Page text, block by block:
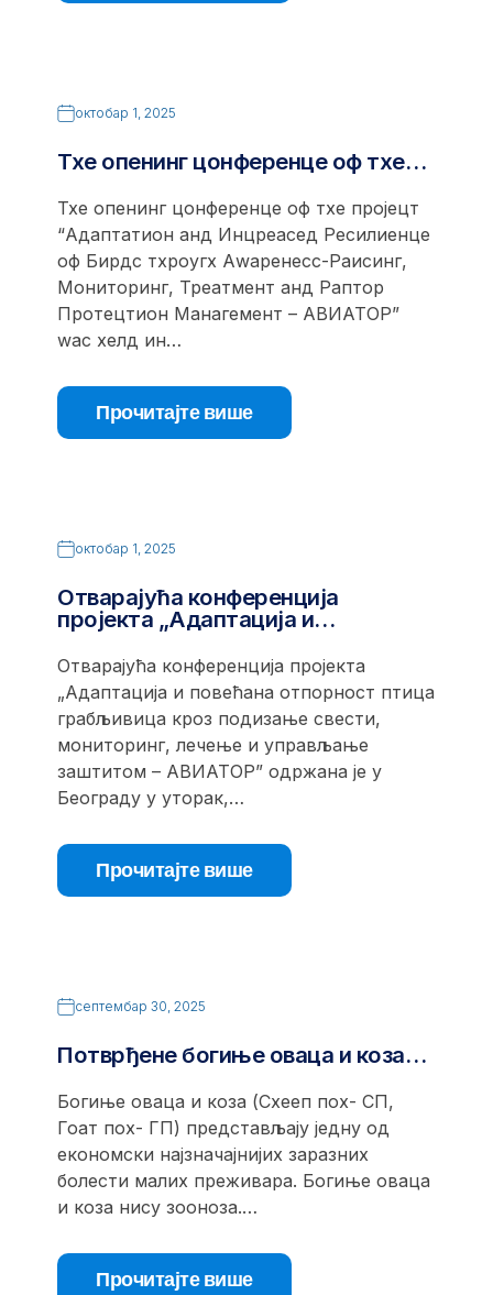
октобар 1, 2025
Тхе опенинг цонференце оф тхе…
Тхе опенинг цонференце оф тхе пројецт
“Адаптатион анд Инцреасед Ресилиенце
оф Бирдс тхроугх Аwаренесс-Раисинг,
Мониторинг, Треатмент анд Раптор
Протецтион Манагемент – АВИАТОР”
wас хелд ин…
Прочитајте више
октобар 1, 2025
Отварајућа конференција
пројекта „Адаптација и…
Отварајућа конференција пројекта
„Адаптација и повећана отпорност птица
грабљивица кроз подизање свести,
мониторинг, лечење и управљање
заштитом – АВИАТОР” одржана је у
Београду у уторак,…
Прочитајте више
септембар 30, 2025
Потврђене богиње оваца и коза…
Богиње оваца и коза (Схееп поx- СП,
Гоат поx- ГП) представљају једну од
економски најзначајнијих заразних
болести малих преживара. Богиње оваца
и коза нису зооноза.…
Прочитајте више